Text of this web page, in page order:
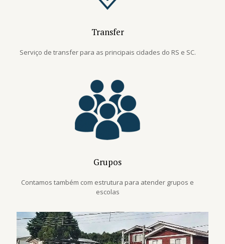
Transfer
Serviço de transfer para as principais cidades do RS e SC.
Grupos
Contamos também com estrutura para atender grupos e
escolas